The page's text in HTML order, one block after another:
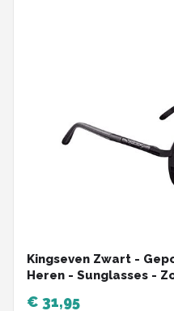
Kingseven Zwart -
Heren - Sunglasses -
€ 31,95